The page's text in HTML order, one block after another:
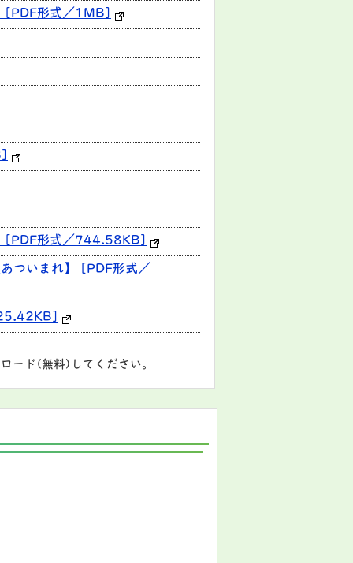
[PDF形式／1MB]
[PDF形式／744.58KB]
ついまれ】 [PDF形式／
ード(無料)してください。